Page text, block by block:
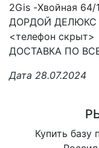
2Gis -Хвойная 64/1
ДОРДОЙ ДЕЛЮКС
<телефон скрыт>
ДОСТАВКА ПО
Дата 28.07.2024
Купить базу